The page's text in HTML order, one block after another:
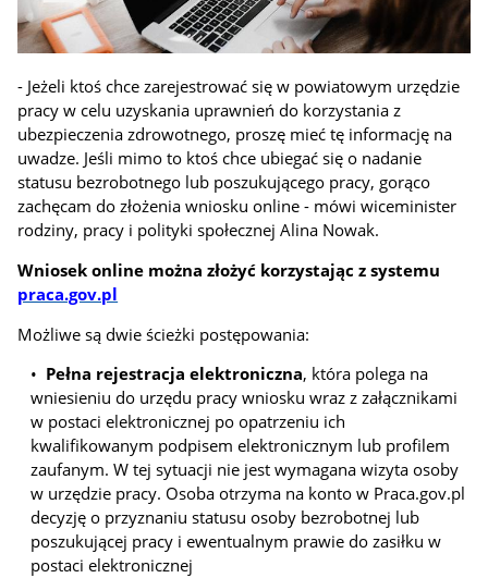
- Jeżeli ktoś chce zarejestrować się w powiatowym urzędzie
pracy w celu uzyskania uprawnień do korzystania z
ubezpieczenia zdrowotnego, proszę mieć tę informację na
uwadze. Jeśli mimo to ktoś chce ubiegać się o nadanie
statusu bezrobotnego lub poszukującego pracy, gorąco
zachęcam do złożenia wniosku online - mówi wiceminister
rodziny, pracy i polityki społecznej Alina Nowak.
Wniosek online można złożyć korzystając z systemu
praca.gov.pl
Możliwe są dwie ścieżki postępowania:
• Pełna rejestracja elektroniczna, która polega na
wniesieniu do urzędu pracy wniosku wraz z załącznikami
w postaci elektronicznej po opatrzeniu ich
kwalifikowanym podpisem elektronicznym lub profilem
zaufanym. W tej sytuacji nie jest wymagana wizyta osoby
w urzędzie pracy. Osoba otrzyma na konto w Praca.gov.pl
decyzję o przyznaniu statusu osoby bezrobotnej lub
poszukującej pracy i ewentualnym prawie do zasiłku w
postaci elektronicznej